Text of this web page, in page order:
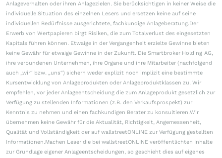
Anlageverhalten oder ihren Anlagezielen. Sie berücksichtigen in keiner Weise die
individuelle Situation des einzelnen Lesers und ersetzen keine auf seine
individuellen Bedürfnisse ausgerichtete, fachkundige Anlageberatung.Der
Erwerb von Wertpapieren birgt Risiken, die zum Totalverlust des eingesetzten
Kapitals führen können. Etwaige in der Vergangenheit erzielte Gewinne bieten
keine Gewähr für etwaige Gewinne in der Zukunft. Die Smartbroker Holding AG,
ihre verbundenen Unternehmen, ihre Organe und ihre Mitarbeiter (nachfolgend
auch „wir“ bzw. „uns“) sichern weder explizit noch implizit eine bestimmte
Kursentwicklung von Anlageprodukten oder Anlageproduktklassen zu. Wir
empfehlen, vor jeder Anlageentscheidung die zum Anlageprodukt gesetzlich zur
Verfügung zu stellenden Informationen (z.B. den Verkaufsprospekt) zur
Kenntnis zu nehmen und einen fachkundigen Berater zu konsultieren.Wir
übernehmen keine Gewähr für die Aktualität, Richtigkeit, Angemessenheit,
Qualität und Vollständigkeit der auf wallstreetONLINE zur Verfügung gestellten
Informationen.Machen Leser die bei wallstreetONLINE veröffentlichten Inhalte
zur Grundlage eigener Anlageentscheidungen, so geschieht dies auf eigenes